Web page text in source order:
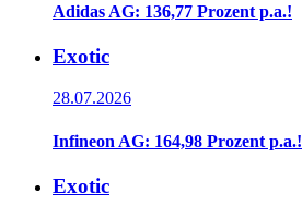
Adidas AG: 136,77 Prozent p.a.!
Exotic
28.07.2026
Infineon AG: 164,98 Prozent p.a.!
Exotic